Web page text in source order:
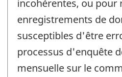
incohérentes, ou pour
enregistrements de
susceptibles d'être
processus d'enquête
mensuelle sur le